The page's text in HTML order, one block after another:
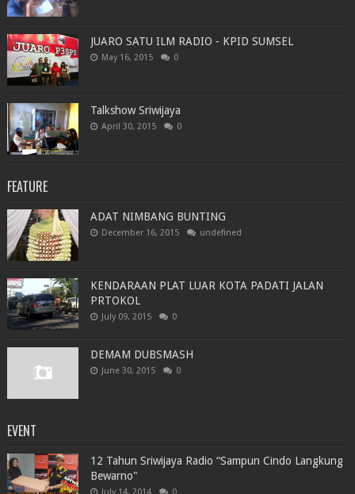
JUARO SATU ILM RADIO - KPID SUMSEL
May 16, 2015 0
Talkshow Sriwijaya
April 30, 2015 0
FEATURE
ADAT NIMBANG BUNTING
December 16, 2015 undefined
KENDARAAN PLAT LUAR KOTA PADATI JALAN
PRTOKOL
July 09, 2015 0
DEMAM DUBSMASH
June 30, 2015 0
EVENT
12 Tahun Sriwijaya Radio “Sampun Cindo Langkung
Bewarno"